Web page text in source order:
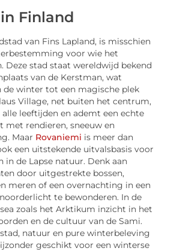
Finland
van Fins Lapland, is misschien
voor wie het
Deze stad staat wereldwijd bekend
van de Kerstman, wat
de winter tot een magische plek
Village, net buiten het centrum,
leeftijden en ademt een echte
met rendieren, sneeuw en
Maar Rovaniemi is meer dan
een uitstekende uitvalsbasis voor
de Lapse natuur. Denk aan
door uitgestrekte bossen,
meren of een overnachting in een
te bewonderen. In de
zoals het Arktikum inzicht in het
en de cultuur van de Sami.
natuur en pure winterbeleving
geschikt voor een winterse